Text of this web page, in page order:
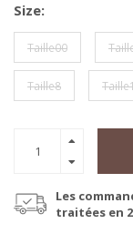
Size:
Taille00
Taille8
Les
traitées en